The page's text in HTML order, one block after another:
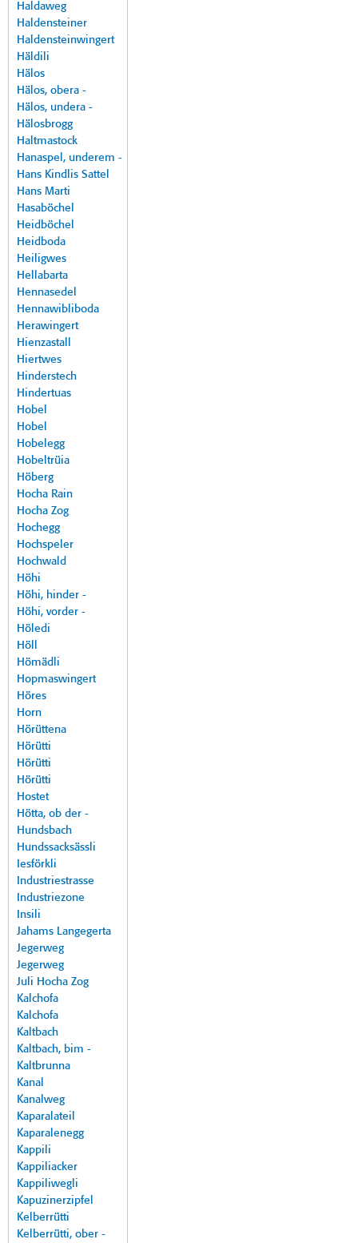
Haldaweg
Haldensteiner
Haldensteinwingert
Häldili
Hälos
Hälos, obera -
Hälos, undera -
Hälosbrogg
Haltmastock
Hanaspel, underem -
Hans Kindlis Sattel
Hans Marti
Hasaböchel
Heidböchel
Heidboda
Heiligwes
Hellabarta
Hennasedel
Hennawibliboda
Herawingert
Hienzastall
Hiertwes
Hinderstech
Hindertuas
Hobel
Hobel
Hobelegg
Hobeltrüia
Höberg
Hocha Rain
Hocha Zog
Hochegg
Hochspeler
Hochwald
Höhi
Höhi, hinder -
Höhi, vorder -
Höledi
Höll
Hömädli
Hopmaswingert
Höres
Horn
Hörüttena
Hörütti
Hörütti
Hörütti
Hostet
Hötta, ob der -
Hundsbach
Hundssacksässli
Iesförkli
Industriestrasse
Industriezone
Insili
Jahams Langegerta
Jegerweg
Jegerweg
Juli Hocha Zog
Kalchofa
Kalchofa
Kaltbach
Kaltbach, bim -
Kaltbrunna
Kanal
Kanalweg
Kaparalateil
Kaparalenegg
Kappili
Kappiliacker
Kappiliwegli
Kapuzinerzipfel
Kelberrütti
Kelberrütti, ober -